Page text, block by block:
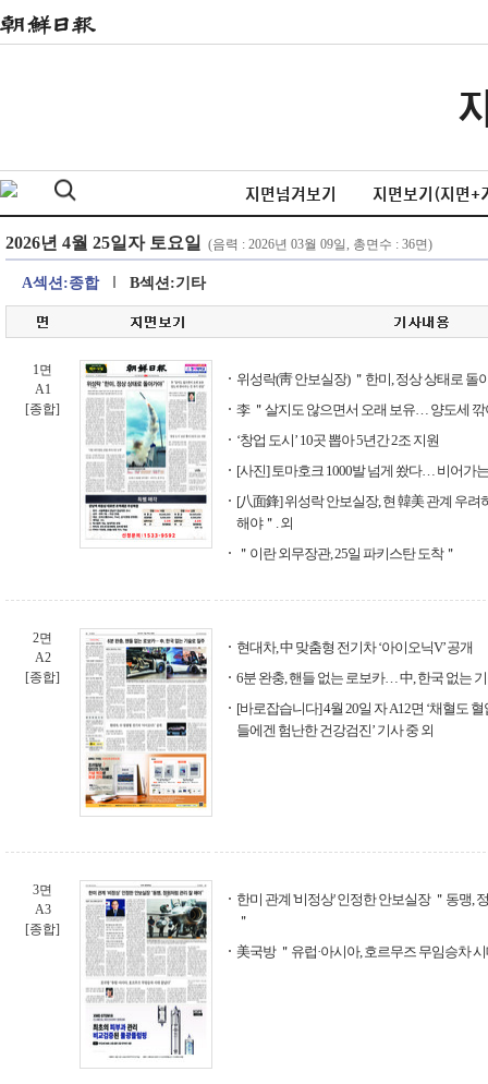
지면넘겨보기 지면보기(지면+
A섹션:종합 B섹션:기타
1면
A1
[종합]
위성락(靑 안보실장) ＂한미, 정상 상태로 돌
李 ＂살지도 않으면서 오래 보유… 양도세
‘창업 도시’ 10곳 뽑아 5년간 2조 지원
[사진] 토마호크 1000발 넘게 쐈다… 비어가
[八面鋒] 위성락 안보실장, 현 韓美 관계 우려
해야＂. 외
＂이란 외무장관, 25일 파키스탄 도착＂
2면
A2
[종합]
현대차, 中 맞춤형 전기차 ‘아이오닉V’ 공개
6분 완충, 핸들 없는 로보카… 中, 한국 없는
[바로잡습니다] 4월 20일 자 A12면 ‘채혈도
들에겐 험난한 건강검진’ 기사 중 외
3면
A3
[종합]
한미 관계 '비정상' 인정한 안보실장 ＂동맹,
＂
美국방 ＂유럽·아시아, 호르무즈 무임승차